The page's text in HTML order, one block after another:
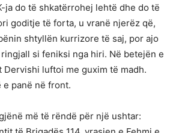
ja do të shkatërrohej lehtë dhe do të
goditje të forta, u vranë njerëz që,
shtyllën kurrizore të saj, por ajo
si feniksi nga hiri. Në betejën e
Dervishi luftoi me guxim të madh.
e panë në front.
më të rëndë për një ushtar: